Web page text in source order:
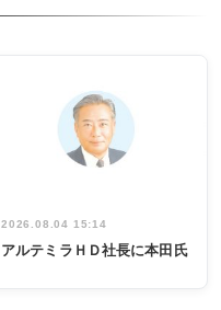
2026.08.04 15:14
アルテミラＨＤ社長に本田氏